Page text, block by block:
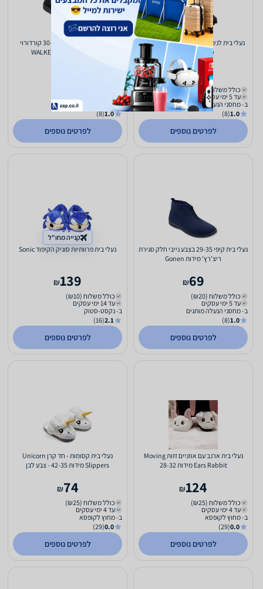
נעלי בית לנשים קצף זכרון בצבע נייבי עם
פרווה - ROCCO
69
₪
כולל משלוח (₪20)
עד 5 ימי עסקים
ב- מחסני הנעלה מותגים
1.0
(8)
לפרטים נוספים
נעלי בית לילדים ונוער 30-41 קורדורוי
ב- מחסני הנעלה מותגים
1.0
(8)
לפרטים נוספים
נעלי בית קיפי 29-35 בצבע נייבי חלק סגירת
ריצ'רץ' מידות Gonen
69
₪
כולל משלוח (₪20)
עד 5 ימי עסקים
ב- מחסני הנעלה מותגים
1.0
(8)
לפרטים נוספים
קנייה מחו"ל
נעלי בית פרוותיות סוניק הקיפוד Sonic
139
₪
כולל משלוח (₪10)
עד 14 ימי עסקים
ב- נקסט-סטוק
2.1
(16)
לפרטים נוספים
נעלי בית ארנב עם אוזניים זזות Moving
Ears Rabbit מידות 28-32
124
₪
כולל משלוח (₪25)
עד 4 ימי עסקים
ב- מחוץ לקופסא
0.0
(29)
לפרטים נוספים
נעלי בית קסומות - חד קרן Unicorn
Slippers מידות 42-35 - צבע לבן
74
₪
כולל משלוח (₪25)
עד 4 ימי עסקים
ב- מחוץ לקופסא
0.0
(29)
לפרטים נוספים